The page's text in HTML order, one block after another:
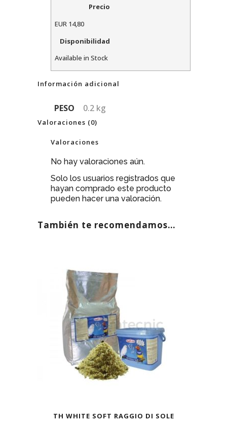
Precio
EUR14,80
Disponibilidad
Available in Stock
Información adicional
PESO 0.2 kg
Valoraciones (0)
Valoraciones
No hay valoraciones aún.
Solo los usuarios registrados que
hayan comprado este producto
pueden hacer una valoración.
También te recomendamos…
TH WHITE SOFT RAGGIO DI SOLE